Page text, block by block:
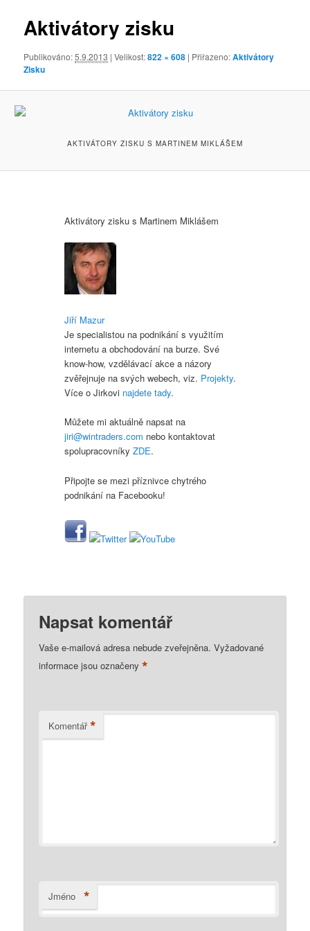
Aktivátory zisku
Publikováno:5.9.2013 | Velikost:822 × 608 | Přiřazeno:Aktivátory
Zisku
AKTIVÁTORY ZISKU S MARTINEM MIKLÁŠEM
Aktivátory zisku s Martinem Miklášem
Jiří Mazur
Je specialistou na podnikání s využitím
internetu a obchodování na burze. Své
know-how, vzdělávací akce a názory
zvěřejnuje na svých webech, viz. Projekty.
Více o Jirkovi najdete tady.
Můžete mi aktuálně napsat na
jiri@wintraders.com nebo kontaktovat
spolupracovníkyZDE.
Připojte se mezi příznivce chytrého
podnikání na Facebooku!
Napsat komentář
Vaše e-mailová adresa nebude zveřejněna. Vyžadované
informace jsou označeny*
Komentář *
Jméno *